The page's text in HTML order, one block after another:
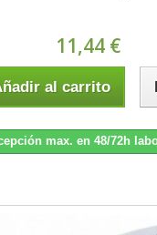
11,44 €
al carrito
max. en 48/72h